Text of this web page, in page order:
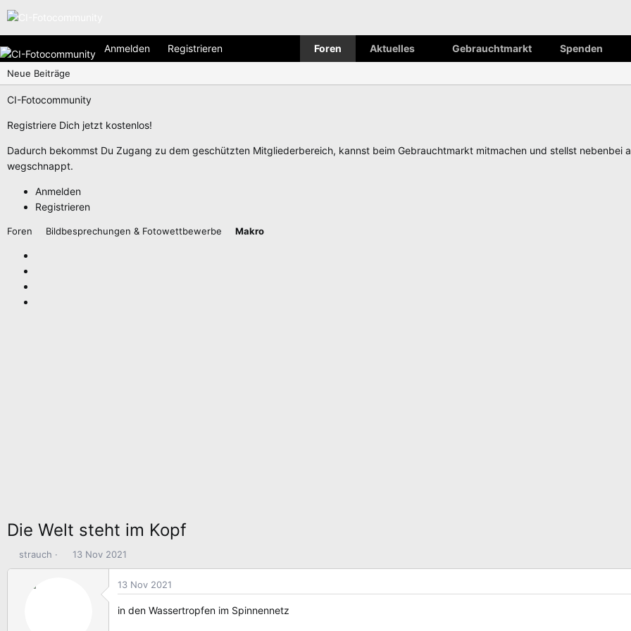
Anmelden Registrieren Foren Aktuelles Gebrauchtmarkt Spenden
Neue Beiträge
CI-Fotocommunity
Registriere Dich jetzt kostenlos!
Dadurch bekommst Du Zugang zu dem geschützten Mitgliederbereich, kannst beim Gebrauchtmarkt mitmachen und stellst nebenbei
wegschnappt.
Anmelden
Registrieren
Foren Bildbesprechungen & Fotowettbewerbe Makro
Die Welt steht im Kopf
E
r
strauch
E
r
13 Nov 2021
13 Nov 2021
in den Wassertropfen im Spinnennetz